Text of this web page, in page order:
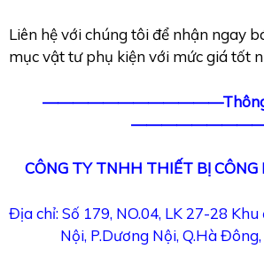
Liên hệ với chúng tôi để nhận ngay
mục vật tư phụ kiện với mức giá tốt
————————————Thông
CÔNG TY TNHH THIẾT BỊ CÔNG
Địa chỉ: Số 179, NO.04, LK 27-28
Nội, P.Dương Nội, Q.Hà